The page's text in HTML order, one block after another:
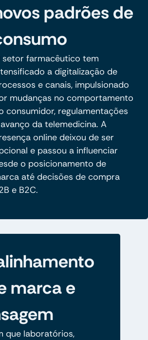
padrões de
setor farmacêutico tem
a digitalização de
e canais, impulsionado
mudanças no comportamento
consumidor, regulamentações
da telemedicina. A
online deixou de ser
e passou a influenciar
o posicionamento de
até decisões de compra
e B2C.
marca e
que laboratórios,